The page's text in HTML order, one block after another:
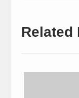
Related